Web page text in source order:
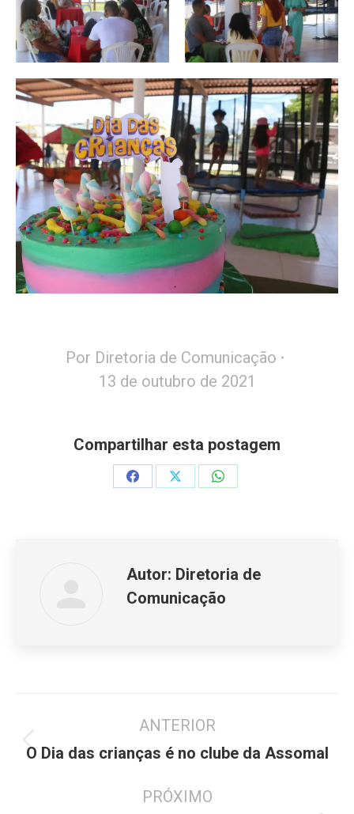
Por Diretoria de Comunicação
13 de outubro de 2021
Compartilhar esta postagem
Share
Share
Share
Autor: Diretoria de
Comunicação
de
post:
ANTERIOR
Post
O Dia das crianças é no clube da Assomal
PRÓXIMO